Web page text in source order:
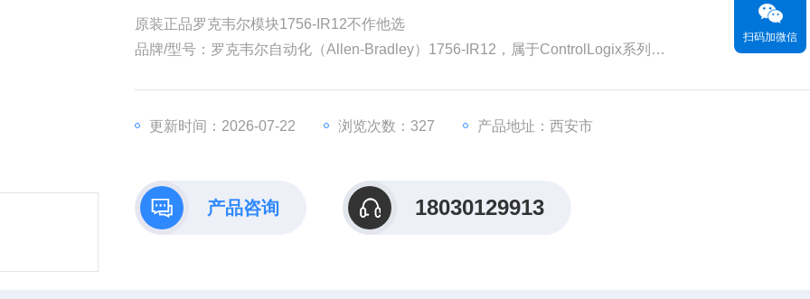
原装正品罗克韦尔模块1756-IR12不作他选
品牌/型号​：罗克韦尔自动化（Allen-Bradley）1756-IR12，属于ControlLogix系列
。 更新时间：2026-07-22 浏览次数：327 产品地址：西安市
产品咨询 18030129913
扫码加微信